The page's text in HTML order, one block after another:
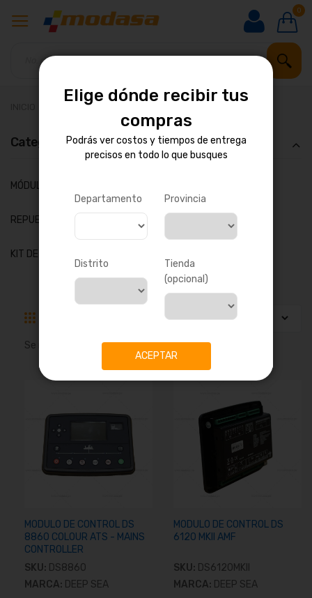
0
OFERTAS DEL MES
Categoría
MÓDULOS Y CARGADORES DEEP SEA
REPUESTOS PERKINS - SISTEMAS DE COMBUSTIBLES
KIT DE REPARACIÓN - SISUPOWER
Parrilla
Se muestran 16de21resultados
MODULO DE CONTROL DS
8860 COLOUR ATS - MAINS
CONTROLLER
SKU: DS8860
MARCA: DEEP SEA
MODULO DE CONTROL DS
6120 MKII AMF
SKU: DS6120MKII
MARCA: DEEP SEA
Elige dónde recibir tus
compras
Podrás ver costos y tiempos de entrega
precisos en todo lo que busques
Departamento Provincia
Distrito
Tienda
(opcional)
ACEPTAR